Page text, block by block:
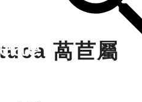
萵苣屬